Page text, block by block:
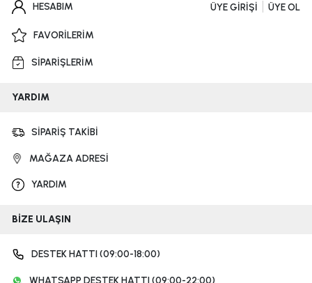
HESABIM ÜYE GİRİŞİ ÜYE OL
FAVORİLERİM
SİPARİŞLERİM
YARDIM
SİPARİŞ TAKİBİ
MAĞAZA ADRESİ
YARDIM
BİZE ULAŞIN
DESTEK HATTI (09:00-18:00)
WHATSAPP DESTEK HATTI (09:00-22:00)